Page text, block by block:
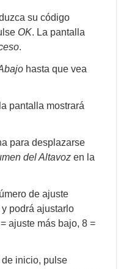
su código
OK. La pantalla
.
hasta que vea
pantalla mostrará
para desplazarse
del Altavoz en la
de ajuste
podrá ajustarlo
ajuste más bajo, 8 =
inicio, pulse